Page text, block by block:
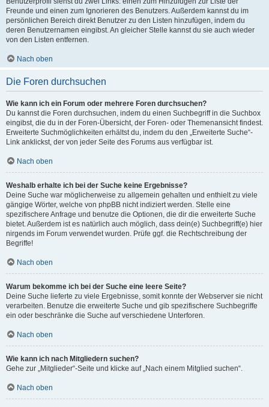
Freunde und einen zum Ignorieren des Benutzers. Außerdem kannst du im
persönlichen Bereich direkt Benutzer zu den Listen hinzufügen, indem du
deren Benutzernamen eingibst. An gleicher Stelle kannst du sie auch wieder
von den Listen entfernen.
Nach oben
Die Foren durchsuchen
Wie kann ich ein Forum oder mehrere Foren durchsuchen?
Du kannst die Foren durchsuchen, indem du einen Suchbegriff in die Suchbox
eingibst, die du in der Foren-Übersicht, der Foren- oder Themenansicht findest.
Erweiterte Suchmöglichkeiten erhältst du, indem du den „Erweiterte Suche“-
Link anklickst, der von jeder Seite des Forums aus verfügbar ist.
Nach oben
Weshalb erhalte ich bei der Suche keine Ergebnisse?
Deine Suche war möglicherweise zu allgemein gehalten und enthielt zu viele
gängige Wörter, welche von phpBB nicht indiziert werden. Stelle eine
spezifischere Anfrage und benutze die Optionen, die dir die erweiterte Suche
bietet. Außerdem ist es natürlich auch möglich, dass dein(e) Suchbegriff(e) hier
nirgends im Forum verwendet wurden. Prüfe ggf. die Rechtschreibung der
Begriffe!
Nach oben
Warum bekomme ich bei der Suche eine leere Seite?
Deine Suche lieferte zu viele Ergebnisse, somit konnte der Webserver sie nicht
verarbeiten. Benutze die erweiterte Suche und gib spezifischere Suchbegriffe
ein oder beschränke die Suche auf verschiedene Unterforen.
Nach oben
Wie kann ich nach Mitgliedern suchen?
Gehe zur „Mitglieder“-Seite und klicke auf „Nach einem Mitglied suchen“.
Nach oben